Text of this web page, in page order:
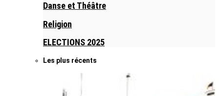
Danse et Théâtre
Religion
ELECTIONS 2025
Les plus récents